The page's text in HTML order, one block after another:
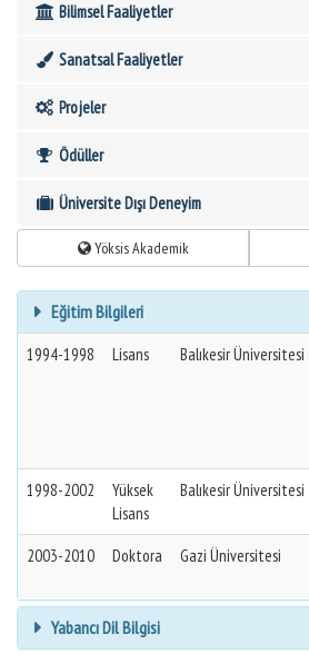
Bilimsel Faaliyetler
Sanatsal Faaliyetler
Projeler
Ödüller
Üniversite Dışı Deneyim
Yöksis Akademik
Eğitim Bilgileri
1994-1998 Lisans Balıkesir Üniversitesi
1998-2002
Yüksek
Lisans
Balıkesir Üniversitesi
2003-2010
Doktora Gazi Üniversitesi
Yabancı Dil Bilgisi